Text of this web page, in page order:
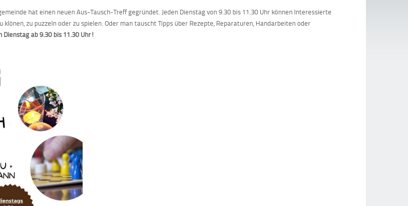
hat einen neuen Aus-Tausch-Treff gegründet. Jeden Dienstag von 9.30 bis 11.30 Uhr können Interessierte
klönen, zu puzzeln oder zu spielen. Oder man tauscht Tipps über Rezepte, Reparaturen, Handarbeiten oder
Dienstag ab 9.30 bis 11.30 Uhr!